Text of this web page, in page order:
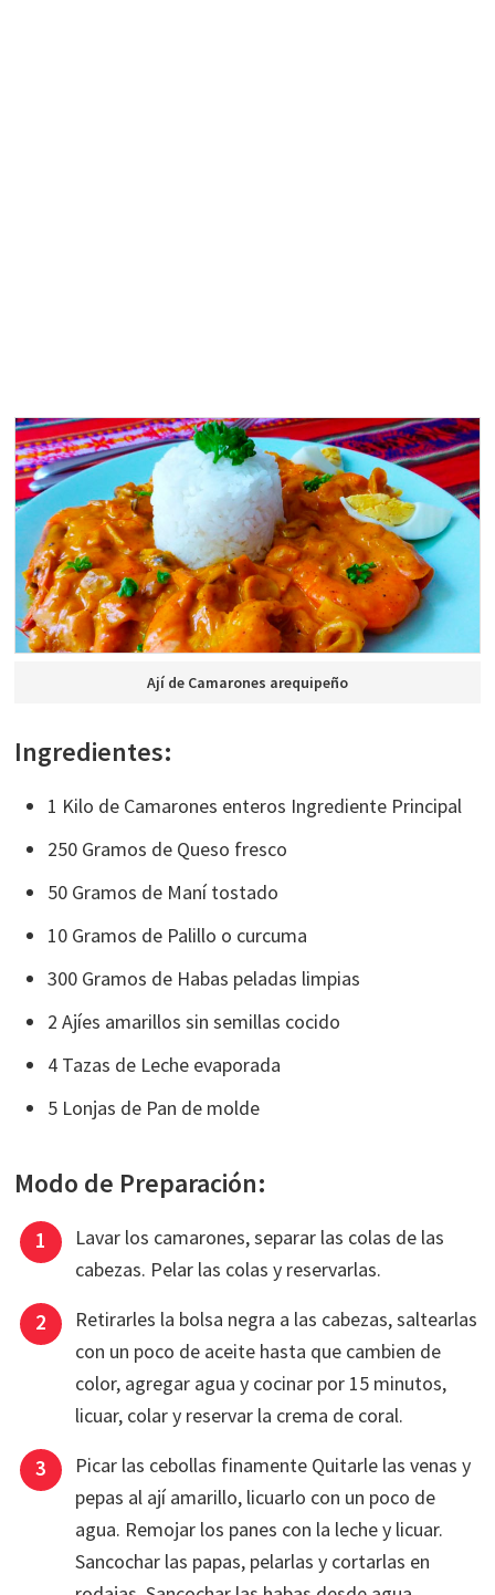
Ají de Camarones arequipeño
Ingredientes:
1 Kilo de Camarones enteros Ingrediente Principal
250 Gramos de Queso fresco
50 Gramos de Maní tostado
10 Gramos de Palillo o curcuma
300 Gramos de Habas peladas limpias
2 Ajíes amarillos sin semillas cocido
4 Tazas de Leche evaporada
5 Lonjas de Pan de molde
Modo de Preparación:
Lavar los camarones, separar las colas de las
cabezas. Pelar las colas y reservarlas.
Retirarles la bolsa negra a las cabezas, saltearlas
con un poco de aceite hasta que cambien de
color, agregar agua y cocinar por 15 minutos,
licuar, colar y reservar la crema de coral.
Picar las cebollas finamente Quitarle las venas y
pepas al ají amarillo, licuarlo con un poco de
agua. Remojar los panes con la leche y licuar.
Sancochar las papas, pelarlas y cortarlas en